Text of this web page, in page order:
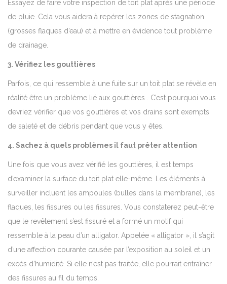
Essayez de faire votre inspection de toit plat après une période
de pluie. Cela vous aidera à repérer les zones de stagnation
(grosses flaques d’eau) et à mettre en évidence tout problème
de drainage.
3. Vérifiez les gouttières
Parfois, ce qui ressemble à une fuite sur un toit plat se révèle en
réalité être un problème lié aux gouttières . C’est pourquoi vous
devriez vérifier que vos gouttières et vos drains sont exempts
de saleté et de débris pendant que vous y êtes.
4. Sachez à quels problèmes il faut prêter attention
Une fois que vous avez vérifié les gouttières, il est temps
d’examiner la surface du toit plat elle-même. Les éléments à
surveiller incluent les ampoules (bulles dans la membrane), les
flaques, les fissures ou les fissures. Vous constaterez peut-être
que le revêtement s’est fissuré et a formé un motif qui
ressemble à la peau d’un alligator. Appelée « alligator », il s’agit
d’une affection courante causée par l’exposition au soleil et un
excès d’humidité. Si elle n’est pas traitée, elle pourrait entraîner
des fissures au fil du temps.